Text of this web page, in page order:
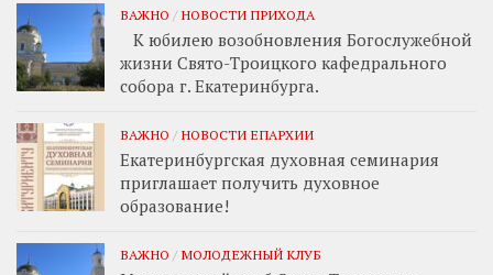
ВАЖНО / НОВОСТИ ПРИХОДА
К юбилею возобновления Богослужебной
жизни Свято-Троицкого кафедрального
собора г. Екатеринбурга.
ВАЖНО / НОВОСТИ ЕПАРХИИ
Екатеринбургская духовная семинария
приглашает получить духовное
образование!
ВАЖНО / МОЛОДЕЖНЫЙ КЛУБ